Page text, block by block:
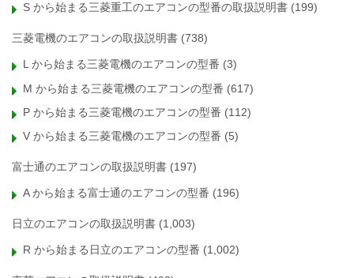
S から始まる三菱重工のエアコンの型番の取扱説明書 (199)
三菱電機のエアコンの取扱説明書 (738)
L から始まる三菱電機のエアコンの型番 (3)
M から始まる三菱電機のエアコンの型番 (617)
P から始まる三菱電機のエアコンの型番 (112)
V から始まる三菱電機のエアコンの型番 (5)
富士通のエアコンの取扱説明書 (197)
A から始まる富士通のエアコンの型番 (196)
日立のエアコンの取扱説明書 (1,003)
R から始まる日立のエアコンの型番 (1,002)